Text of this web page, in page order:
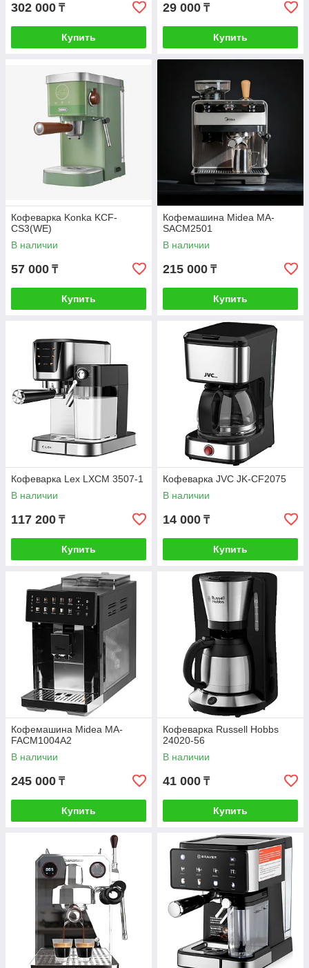
302 000 ₸
Купить
29 000 ₸
Купить
Кофеварка Konka KCF-
CS3(WE)
В наличии
57 000 ₸
Купить
Кофемашина Midea MA-
SACM2501
В наличии
215 000 ₸
Купить
Кофеварка Lex LXCM 3507-1
В наличии
117 200 ₸
Купить
Кофеварка JVC JK-CF2075
В наличии
14 000 ₸
Купить
Кофемашина Midea MA-
FACM1004A2
В наличии
245 000 ₸
Купить
Кофеварка Russell Hobbs
24020-56
В наличии
41 000 ₸
Купить